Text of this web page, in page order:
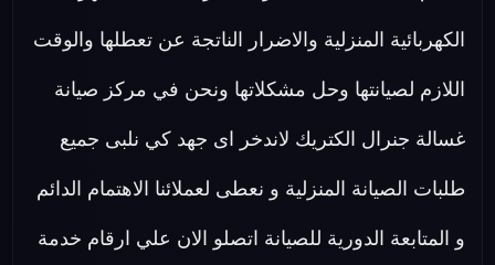
الكهربائية المنزلية والاضرار الناتجة عن تعطلها والوقت
اللازم لصيانتها وحل مشكلاتها ونحن في مركز صيانة
غسالة جنرال الكتريك لاندخر اى جهد كي نلبى جميع
طلبات الصيانة المنزلية و نعطى لعملائنا الاهتمام الدائم
و المتابعة الدورية للصيانة اتصلو الان علي ارقام خدمة